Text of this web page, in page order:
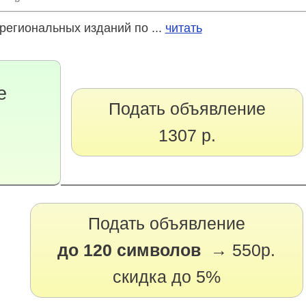
изданий по ... читать
Подать объявление
1307 р.
Подать объявление
до 120 символов → 550р.
скидка до 5%